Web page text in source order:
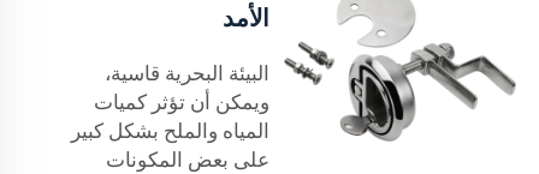
الأمد
البيئة البحرية قاسية،
ويمكن أن تؤثر كميات
المياه والملح بشكل كبير
على بعض المكونات